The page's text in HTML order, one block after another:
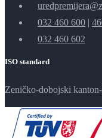
032 460 600 |
032 460 602
ISO standard
Zeničko-dobojski